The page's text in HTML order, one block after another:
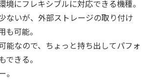
境にフレキシブルに対応できる機種。
ないが、外部ストレージの取り付け
も可能。
能なので、ちょっと持ち出してパフォ
できる。